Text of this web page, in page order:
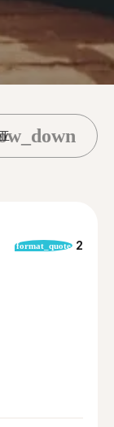
format_quote 2